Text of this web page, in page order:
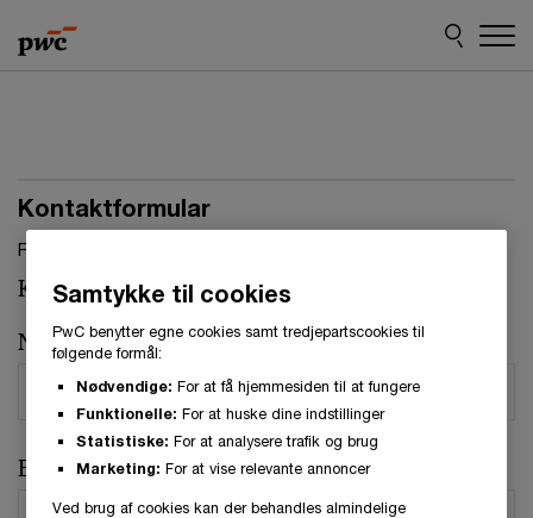
to
content
to
footer
Kontaktformular
Felter, markeret med stjerne, skal udfyldes.(
Kontaktperson:Brian Pedersen
Navn*
E-mail*
Samtykke til cookies
PwC benytter egne cookies samt tredjepartscookies til
følgende formål:
Nødvendige: For at få hjemmesiden til at fungere
Funktionelle: For at huske dine indstillinger
Statistiske: For at analysere trafik og brug
Marketing: For at vise relevante annoncer
Ved brug af cookies kan der behandles almindelige